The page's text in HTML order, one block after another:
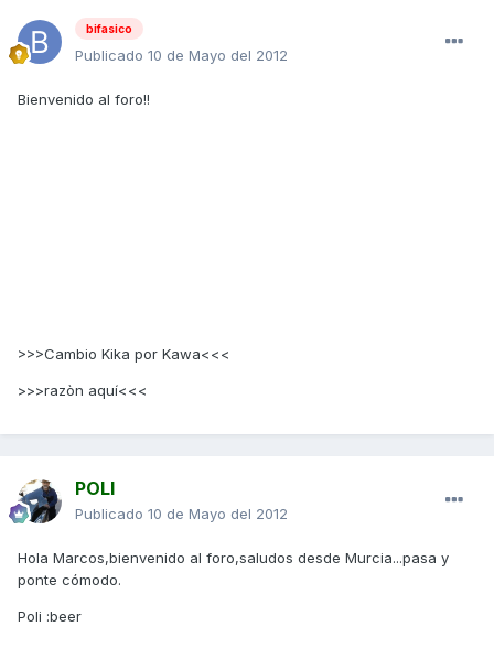
bifasico
Publicado 10 de Mayo del 2012
Bienvenido al foro!!
>>>Cambio Kika por Kawa<<<
>>>razòn aquí<<<
POLI
Publicado 10 de Mayo del 2012
Hola Marcos,bienvenido al foro,saludos desde Murcia...pasa y
ponte cómodo.
Poli :beer